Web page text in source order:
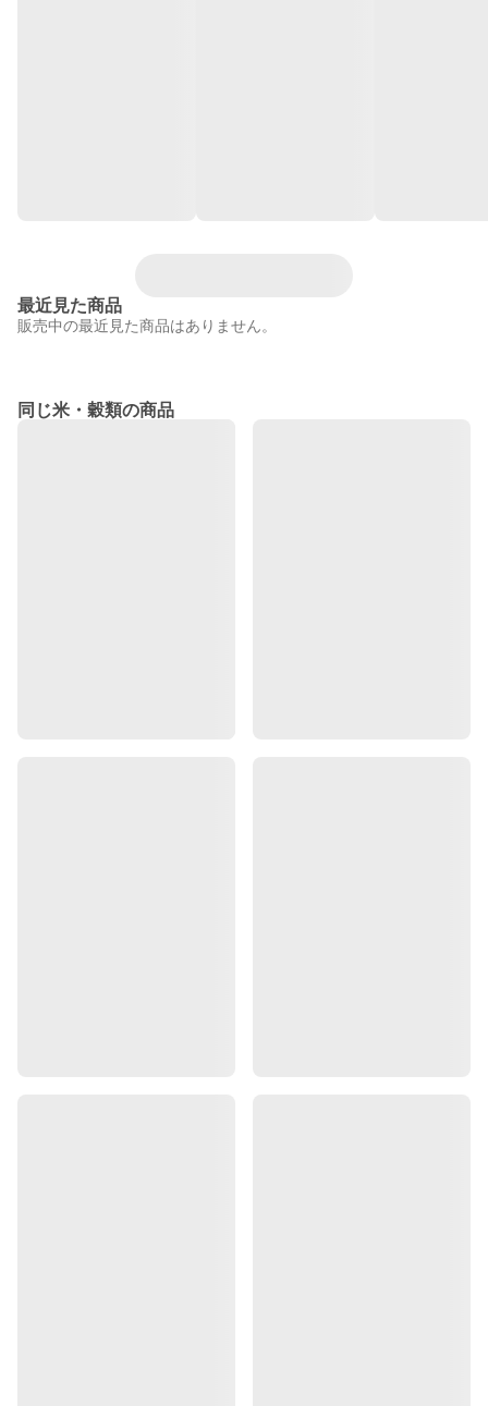
最近見た商品
販売中の最近見た商品はありません。
同じ米・穀類の商品